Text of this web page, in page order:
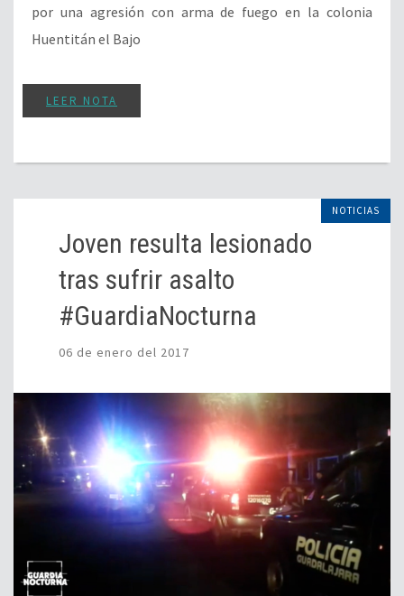
por una agresión con arma de fuego en la colonia
Huentitán el Bajo
LEER NOTA
NOTICIAS
Joven resulta lesionado
tras sufrir asalto
#GuardiaNocturna
06 de enero del 2017